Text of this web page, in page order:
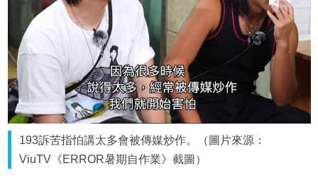
193訴苦指怕講太多會被傳媒炒作。（圖片來源：
ViuTV《ERROR暑期自作業》截圖）